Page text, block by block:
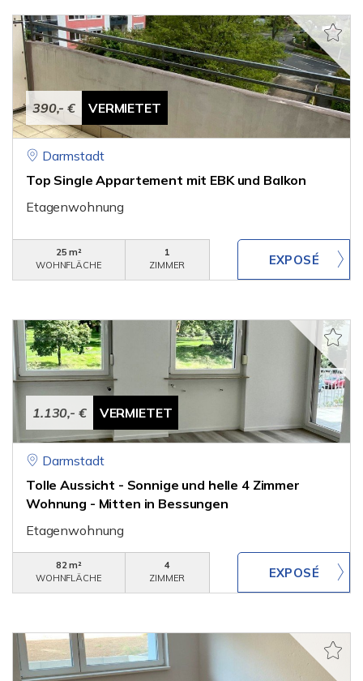
390,- € VERMIETET
Darmstadt
Top Single Appartement mit EBK und Balkon
Etagenwohnung
25 m²
WOHNFLÄCHE
1
ZIMMER
1.130,- € VERMIETET
Darmstadt
Tolle Aussicht - Sonnige und helle 4 Zimmer
Wohnung - Mitten in Bessungen
Etagenwohnung
82 m²
WOHNFLÄCHE
4
ZIMMER